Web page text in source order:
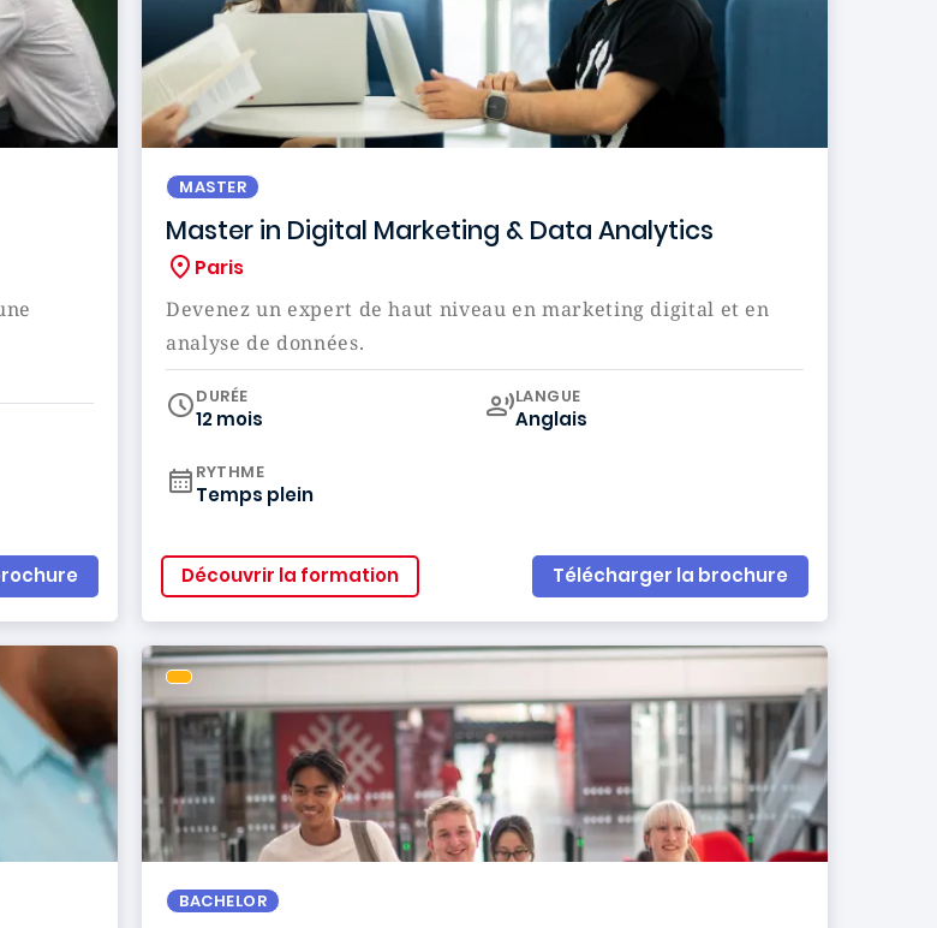
MASTER
Master in Digital Marketing & Data Analytics
Paris
Devenez un expert de haut niveau en marketing digital et en
analyse de données.
DURÉE
12 mois
Curriculum
LANGUE
Anglais
RYTHME
Temps plein
Découvrir la formation Télécharger la brochure
BACHELOR